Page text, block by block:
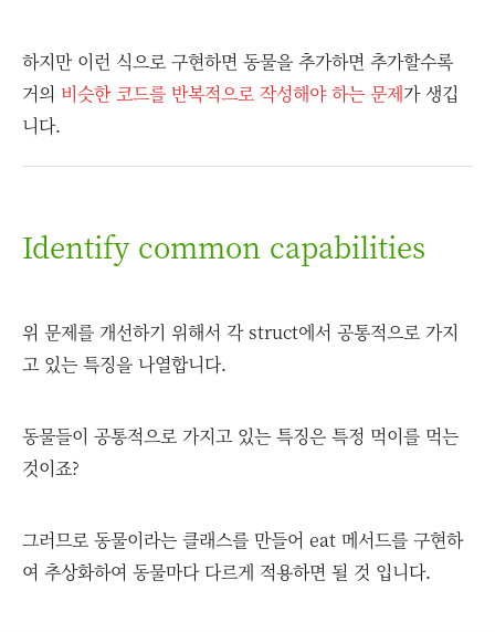
하지만 이런 식으로 구현하면 동물을 추가하면 추가할수록
거의 비슷한 코드를 반복적으로 작성해야 하는 문제가 생깁
니다.
Identify common capabilities
위 문제를 개선하기 위해서 각 struct에서 공통적으로 가지
고 있는 특징을 나열합니다.
동물들이 공통적으로 가지고 있는 특징은 특정 먹이를 먹는
것이죠?
그러므로 동물이라는 클래스를 만들어 eat 메서드를 구현하
여 추상화하여 동물마다 다르게 적용하면 될 것 입니다.